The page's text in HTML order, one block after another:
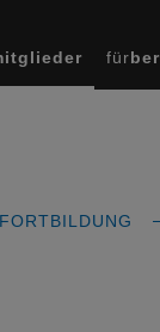
für
FORTBILDUNG